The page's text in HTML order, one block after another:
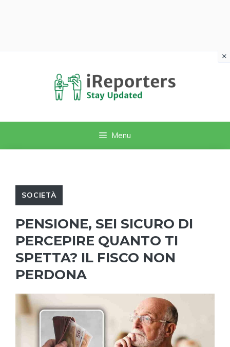
Menu
SOCIETÀ
PENSIONE, SEI SICURO DI
PERCEPIRE QUANTO TI
SPETTA? IL FISCO NON
PERDONA
×